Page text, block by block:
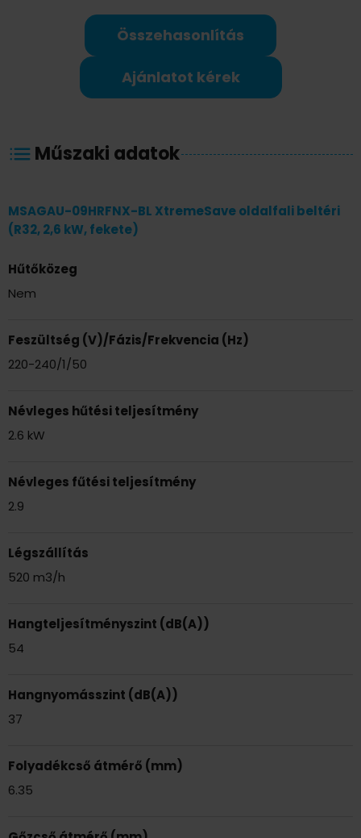
5 fokozatú kültéri ventillátor
Lágy légáram funkció
Csepptálca fűtés
Gyári Wifi vezérlés
Karterfűtés
2 irányú csőcsatlakozás
Összehasonlítás
Ajánlatot kérek
Műszaki adatok
MSAGAU-09HRFNX-BL XtremeSave oldalfali beltéri
(R32, 2,6 kW, fekete)
Hűtőközeg
Nem
Feszültség (V)/Fázis/Frekvencia (Hz)
220-240/1/50
Névleges hűtési teljesítmény
2.6 kW
Névleges fűtési teljesítmény
2.9
Légszállítás
520 m3/h
Hangteljesítményszint (dB(A))
54
Hangnyomásszint (dB(A))
37
Folyadékcső átmérő (mm)
6.35